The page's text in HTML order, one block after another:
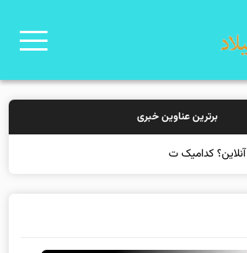
برترین عناوین خبری
کدامیک تجربه بهت